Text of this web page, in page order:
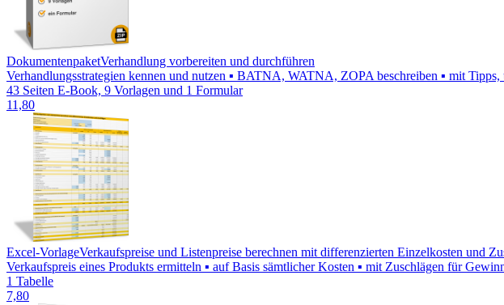
DokumentenpaketVerhandlung vorbereiten und durchführen
Verhandlungsstrategien kennen und nutzen ▪ BATNA, WATNA, ZOPA beschreiben ▪ mit
43 Seiten E-Book, 9 Vorlagen und 1 Formular
11,80
Excel-VorlageVerkaufspreise und Listenpreise berechnen mit differenzierten Einzelkosten und
Verkaufspreis eines Produkts ermitteln ▪ auf Basis sämtlicher Kosten ▪ mit Zuschlägen für
1 Tabelle
7,80